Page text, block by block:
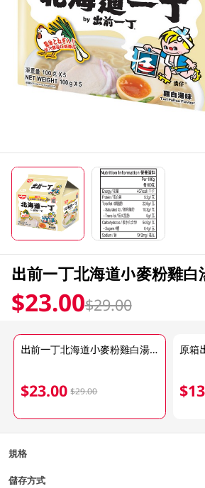
出前一丁北海道小麥粉雞白
$23.00$29.00
出前一丁北海道小麥粉雞白湯麵5x100GM
$23.00 $29.00
規格
儲存方式